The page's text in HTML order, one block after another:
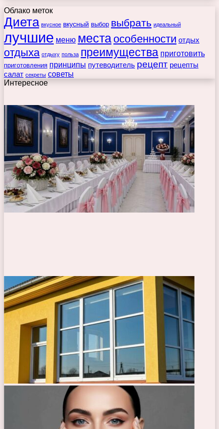
Облако меток
Диета вкусное вкусный выбор выбрать идеальный
лучшие меню места особенности отдых
отдыха отдыху польза преимущества приготовить
приготовления принципы путеводитель рецепт рецепты
салат секреты советы
Интересное